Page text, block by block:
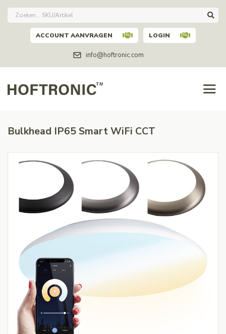
info@hoftronic.com
ACCOUNT AANVRAGEN LOGIN
Bulkhead IP65 Smart WiFi CCT